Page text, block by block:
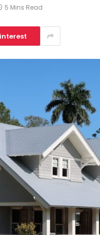
5 Mins Read